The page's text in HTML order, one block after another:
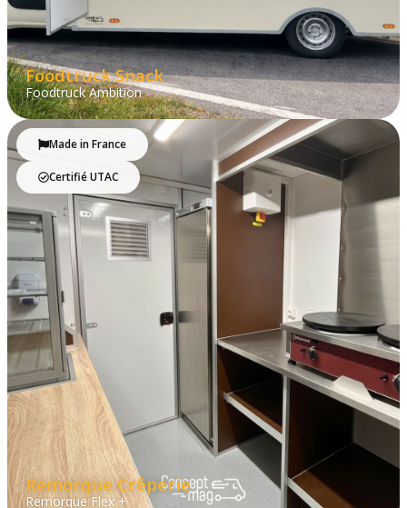
Foodtruck Snack
Foodtruck Ambition
Made in France
Certifié UTAC
Remorque Crêperie
Remorque Flex +